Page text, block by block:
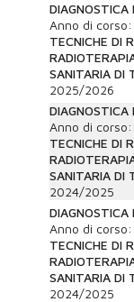
DIAGNOSTICA
Anno di corso:
TECNICHE DI
SANITARIA DI
2025/2026
DIAGNOSTICA
Anno di corso:
TECNICHE DI
SANITARIA DI
2024/2025
DIAGNOSTICA
Anno di corso:
TECNICHE DI
SANITARIA DI
2024/2025